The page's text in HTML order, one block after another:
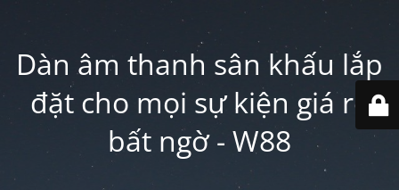
Dàn âm thanh sân khấu lắp
đặt cho mọi sự kiện giá rẻ
bất ngờ - W88